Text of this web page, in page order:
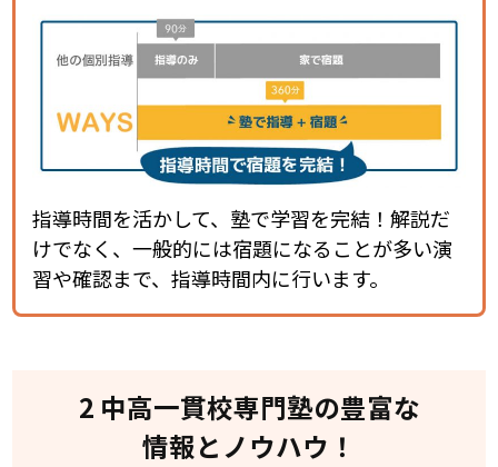
指導時間を活かして、塾で学習を完結！解説だ
けでなく、一般的には宿題になることが多い演
習や確認まで、指導時間内に行います。
2 中高一貫校専門塾の豊富な
情報とノウハウ！